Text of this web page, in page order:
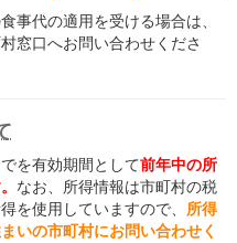
事代の適用を受ける場合は、
窓口へお問い合わせくださ
を有効期間として前年中の所
なお、所得情報は市町村の税
を使用していますので、 所得
いの市町村にお問い合わせく